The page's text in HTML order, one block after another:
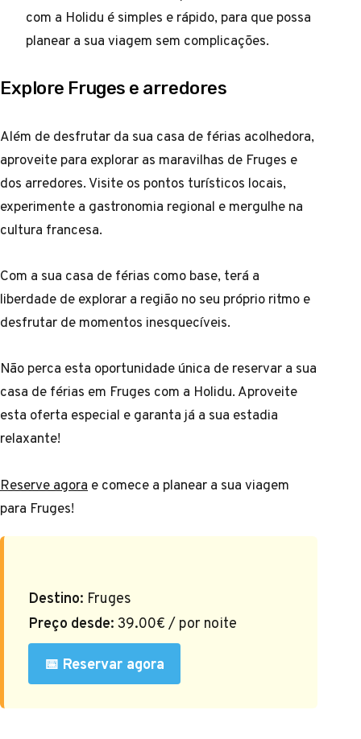
com a Holidu é simples e rápido, para que possa
planear a sua viagem sem complicações.
Explore Fruges e arredores
Além de desfrutar da sua casa de férias acolhedora,
aproveite para explorar as maravilhas de Fruges e
dos arredores. Visite os pontos turísticos locais,
experimente a gastronomia regional e mergulhe na
cultura francesa.
Com a sua casa de férias como base, terá a
liberdade de explorar a região no seu próprio ritmo e
desfrutar de momentos inesquecíveis.
Não perca esta oportunidade única de reservar a sua
casa de férias em Fruges com a Holidu. Aproveite
esta oferta especial e garanta já a sua estadia
relaxante!
Reserve agora e comece a planear a sua viagem
para Fruges!
Destino: Fruges
Preço desde:39.00€ / por noite
📅 Reservar agora